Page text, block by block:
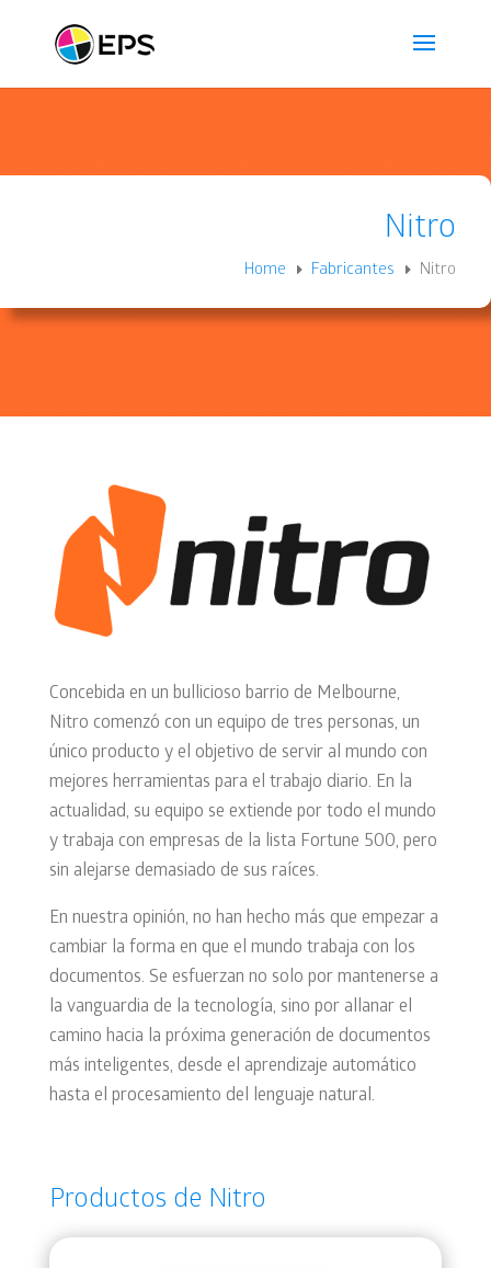
Nitro
Home E Fabricantes E Nitro
Concebida en un bullicioso barrio de Melbourne,
Nitro comenzó con un equipo de tres personas, un
único producto y el objetivo de servir al mundo con
mejores herramientas para el trabajo diario. En la
actualidad, su equipo se extiende por todo el mundo
y trabaja con empresas de la lista Fortune 500, pero
sin alejarse demasiado de sus raíces.
En nuestra opinión, no han hecho más que empezar a
cambiar la forma en que el mundo trabaja con los
documentos. Se esfuerzan no solo por mantenerse a
la vanguardia de la tecnología, sino por allanar el
camino hacia la próxima generación de documentos
más inteligentes, desde el aprendizaje automático
hasta el procesamiento del lenguaje natural.
Productos de Nitro